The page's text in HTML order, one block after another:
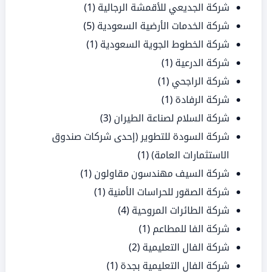
شركة الجديعي للأقمشة الرجالية (1)
شركة الخدمات الأرضية السعودية (5)
شركة الخطوط الجوية السعودية (1)
شركة الدرعية (1)
شركة الراجحي (1)
شركة الرفادة (1)
شركة السلام لصناعة الطيران (3)
شركة السودة للتطوير (إحدى شركات صندوق
الاستثمارات العامة)(1)
شركة السيف مهندسون مقاولون (1)
شركة الصقور للحراسات الأمنية (1)
شركة الطائرات المروحية (4)
شركة الفا للمطاعم (1)
شركة الفال التعليمية (2)
شركة الفال التعليمية بجدة (1)